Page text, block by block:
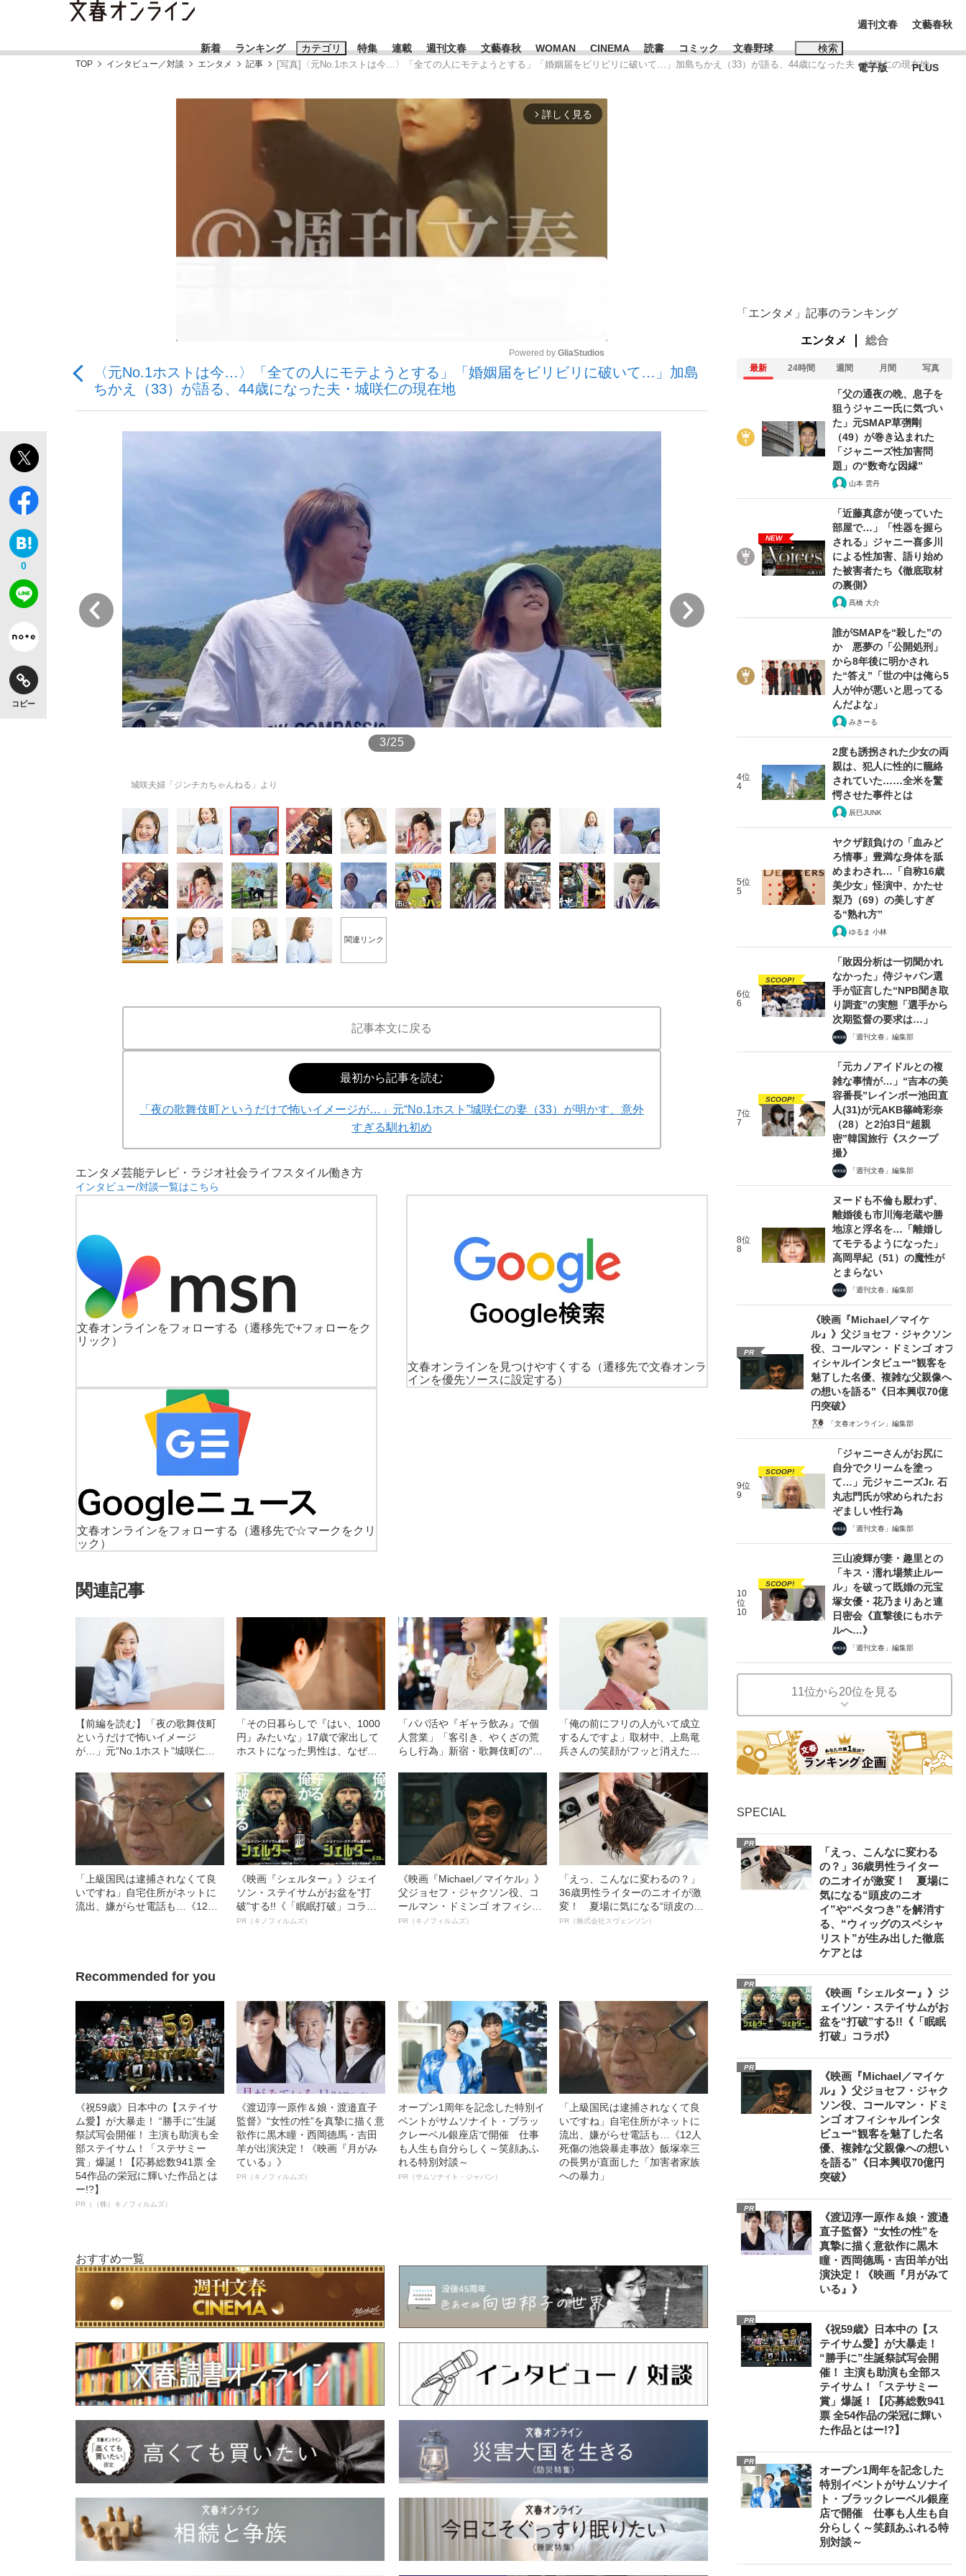
新着 ランキング カテゴリ
「クマが悪者扱いされているのが悲しい」『北の国から』倉本聰氏（91...
「目標達成できなかったからと言って…」サッカー日本代表・森保一監督...
もっと見る
特集
いまさら聞けない資産運用のすべて
もっと見る
連載 週刊文春 文藝春秋 WOMAN CINEMA 読書 コミック 文春野球 検索
おすすめのキーワードタグ一覧
#高市早苗 #森岡毅
週刊文春
電子版
文藝春秋
PLUS
TOP インタビュー／対談 エンタメ 記事 [写真]〈元No.1ホストは今…〉「全ての人にモテようとする」「婚姻届をビリビリに破いて…」加島ちかえ（33）が語る、44歳になった夫・城咲仁の現在地
arrow_forward_ios 詳しく見る
Powered by GliaStudios
〈元No.1ホストは今…〉「全ての人にモテようとする」「婚姻届をビリビリに破いて…」加島
ちかえ（33）が語る、44歳になった夫・城咲仁の現在地
0
コピー
3/25
城咲夫婦「ジンチカちゃんねる」より
関連リンク
記事本文に戻る
最初から記事を読む
「夜の歌舞伎町というだけで怖いイメージが…」元“No.1ホスト”城咲仁の妻（33）が明かす、意外
すぎる馴れ初め
エンタメ芸能テレビ・ラジオ社会ライフスタイル働き方
インタビュー/対談一覧はこちら
文春オンラインをフォローする
（遷移先で+フォローをク
リック）
文春オンラインを見つけやすくする
（遷移先で文春オンラ
インを優先ソースに設定する）
文春オンラインをフォローする
（遷移先で☆マークをクリ
ック）
関連記事
【前編を読む】「夜の歌舞伎町
というだけで怖いイメージ
が…」元“No.1ホスト”城咲仁の
馴れ初め
「その日暮らしで『はい、1000
円』みたいな」17歳で家出して
ホストになった男性は、なぜ自
か
「パパ活や『ギャラ飲み』で個
人営業」「客引き、やくざの荒
らし行為」新宿・歌舞伎町の“夜
「俺の前にフリの人がいて成立
するんですよ」取材中、上島竜
兵さんの笑顔がフッと消えた瞬
「上級国民は逮捕されなくて良
いですね」自宅住所がネットに
流出、嫌がらせ電話も…《12人
《映画『シェルター』》ジェイ
ソン・ステイサムがお盆を“打
破”する!!《「眠眠打破」コラ
ボ》
PR（キノフィルムズ）
《映画『Michael／マイケル』》
父ジョセフ・ジャクソン役、コ
ールマン・ドミンゴ オフィシャ
ルインタビュー“観客を魅了した
PR（キノフィルムズ）
「えっ、こんなに変わるの？」
36歳男性ライターのニオイが激
変！ 夏場に気になる“頭皮のニ
オイ”や“ベタつき”を解消す
PR（株式会社スヴェンソン）
Recommended for you
《祝59歳》日本中の【ステイサ
ム愛】が大暴走！ “勝手に”生誕
祭試写会開催！ 主演も助演も全
部ステイサム！「ステサミー
賞」爆誕！【応募総数941票 全
54作品の栄冠に輝いた作品とは
ー!?】
PR（（株）キノフィルムズ）
《渡辺淳一原作＆娘・渡邉直子
監督》“女性の性”を真摯に描く意
欲作に黒木瞳・西岡德馬・吉田
羊が出演決定！《映画『月がみ
ている』》
PR（キノフィルムズ）
オープン1周年を記念した特別イ
ベントがサムソナイト・ブラッ
クレーベル銀座店で開催 仕事
も人生も自分らしく～笑顔あふ
れる特別対談～
PR（サムソナイト・ジャパン）
「上級国民は逮捕されなくて良
いですね」自宅住所がネットに
流出、嫌がらせ電話も…《12人
死傷の池袋暴走事故》飯塚幸三
の長男が直面した「加害者家族
への暴力」
おすすめ一覧
「エンタメ」記事のランキング
エンタメ 総合
最新 24時間 週間 月間 写真
「父の通夜の晩、息子を
狙うジャニー氏に気づい
た」元SMAP草彅剛
（49）が巻き込まれた
「ジャニーズ性加害問
題」の“数奇な因縁”
山本 雲丹
NEW
「近藤真彦が使っていた
部屋で…」「性器を握ら
される」ジャニー喜多川
による性加害、語り始め
た被害者たち《徹底取材
の裏側》
髙橋 大介
誰がSMAPを“殺した”の
か 悪夢の「公開処刑」
から8年後に明かされ
た“答え”「世の中は俺ら5
人が仲が悪いと思ってる
んだよな」
みきーる
4位
4
2度も誘拐された少女の両
親は、犯人に性的に籠絡
されていた……全米を驚
愕させた事件とは
辰巳JUNK
5位
5
ヤクザ顔負けの「血みど
ろ情事」豊満な身体を舐
めまわされ…「自称16歳
美少女」怪演中、かたせ
梨乃（69）の美しすぎ
る“熟れ方”
ゆるま 小林
6位
6
SCOOP!
「敗因分析は一切聞かれ
なかった」侍ジャパン選
手が証言した“NPB聞き取
り調査”の実態「選手から
次期監督の要求は…」
「週刊文春」編集部
7位
7
SCOOP!
「元カノアイドルとの複
雑な事情が…」“吉本の美
容番長”レインボー池田直
人(31)が元AKB篠崎彩奈
（28）と2泊3日“超親
密”韓国旅行《スクープ
撮》
「週刊文春」編集部
8位
8
ヌードも不倫も厭わず、
離婚後も市川海老蔵や勝
地涼と浮名を…「離婚し
てモテるようになった」
高岡早紀（51）の魔性が
とまらない
「週刊文春」編集部
PR
《映画『Michael／マイケ
ル』》父ジョセフ・ジャクソン
役、コールマン・ドミンゴ オフ
ィシャルインタビュー“観客を
魅了した名優、複雑な父親像へ
の想いを語る”《日本興収70億
円突破》
「文春オンライン」編集部
9位
9
SCOOP!
「ジャニーさんがお尻に
自分でクリームを塗っ
て…」元ジャニーズJr. 石
丸志門氏が求められたお
ぞましい性行為
「週刊文春」編集部
10
位
10
SCOOP!
三山凌輝が妻・趣里との
「キス・濡れ場禁止ルー
ル」を破って既婚の元宝
塚女優・花乃まりあと連
日密会《直撃後にもホテ
ルへ…》
「週刊文春」編集部
11位から20位を見る
SPECIAL
PR
「えっ、こんなに変わる
の？」36歳男性ライター
のニオイが激変！ 夏場に
気になる“頭皮のニオ
イ”や“ベタつき”を解消す
る、“ウィッグのスペシャ
リスト”が生み出した徹底
ケアとは
PR
《映画『シェルター』》ジ
ェイソン・ステイサムがお
盆を“打破”する!!《「眠眠
打破」コラボ》
PR
《映画『Michael／マイケ
ル』》父ジョセフ・ジャク
ソン役、コールマン・ドミ
ンゴ オフィシャルインタ
ビュー“観客を魅了した名
優、複雑な父親像への想い
を語る”《日本興収70億円
突破》
PR
《渡辺淳一原作＆娘・渡邉
直子監督》“女性の性”を
真摯に描く意欲作に黒木
瞳・西岡德馬・吉田羊が出
演決定！《映画『月がみて
いる』》
PR
《祝59歳》日本中の【ス
テイサム愛】が大暴走！
“勝手に”生誕祭試写会開
催！ 主演も助演も全部ス
テイサム！「ステサミー
賞」爆誕！【応募総数941
票 全54作品の栄冠に輝い
た作品とはー!?】
PR
オープン1周年を記念した
特別イベントがサムソナイ
ト・ブラックレーベル銀座
店で開催 仕事も人生も自
分らしく～笑顔あふれる特
別対談～